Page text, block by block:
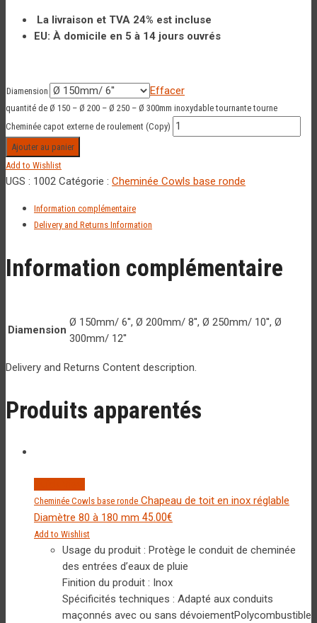
La livraison et TVA 24% est incluse
EU: À domicile en 5 à 14 jours ouvrés
Diamension Effacer
quantité de Ø 150 – Ø 200 – Ø 250 – Ø 300mm inoxydable tournante tourne
Cheminée capot externe de roulement (Copy)
Ajouter au panier
Add to Wishlist
UGS : 1002 Catégorie : Cheminée Cowls base ronde
Information complémentaire
Delivery and Returns Information
Information complémentaire
Diamension
Ø 150mm/ 6'', Ø 200mm/ 8'', Ø 250mm/ 10'', Ø
300mm/ 12''
Delivery and Returns Content description.
Produits apparentés
Cheminée Cowls base ronde Chapeau de toit en inox réglable
Diamètre 80 à 180 mm 45.00€
Add to Wishlist
Usage du produit : Protège le conduit de cheminée
des entrées d’eaux de pluie
Finition du produit : Inox
Spécificités techniques : Adapté aux conduits
maçonnés avec ou sans dévoiementPolycombustible